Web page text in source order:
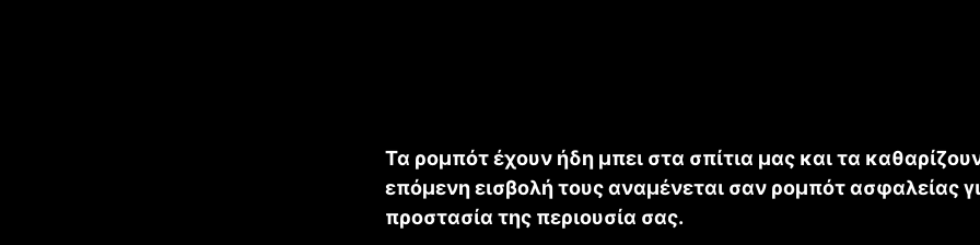
Τα ρομπότ έχουν ήδη μπει στα σπίτια μας και τα
επόμενη εισβολή τους αναμένεται σαν ρομπότ ασφαλείας
προστασία της περιουσία σας.